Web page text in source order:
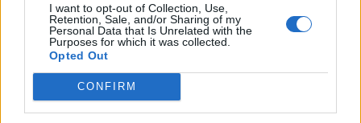
I want to opt-out of Collection, Use,
Retention, Sale, and/or Sharing of my
Personal Data that Is Unrelated with the
Purposes for which it was collected.
Opted Out
CONFIRM